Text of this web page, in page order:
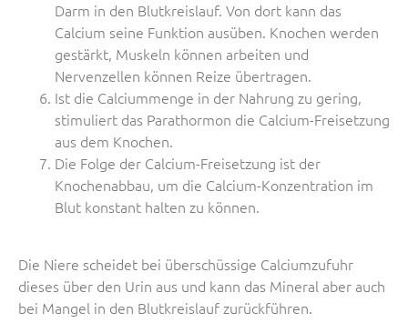
Darm in den Blutkreislauf. Von dort kann das
Calcium seine Funktion ausüben. Knochen werden
gestärkt, Muskeln können arbeiten und
Nervenzellen können Reize übertragen.
Ist die Calciummenge in der Nahrung zu gering,
stimuliert das Parathormon die Calcium-Freisetzung
aus dem Knochen.
Die Folge der Calcium-Freisetzung ist der
Knochenabbau, um die Calcium-Konzentration im
Blut konstant halten zu können.
Die Niere scheidet bei überschüssige Calciumzufuhr
dieses über den Urin aus und kann das Mineral aber auch
bei Mangel in den Blutkreislauf zurückführen.